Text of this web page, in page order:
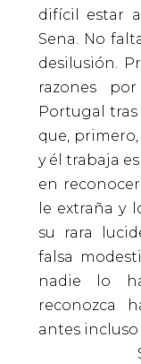
difícil estar
Sena. No
desilusión.
razones
Portugal
que,
y él trabaja
en
le extraña y
su rara
falsa
nadie lo
reconozca
antes incluso
Sena